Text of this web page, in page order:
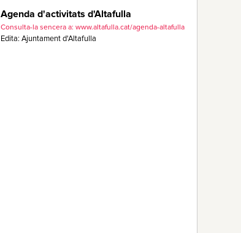
Agenda d'activitats d'Altafulla
Consulta-la sencera a: www.altafulla.cat/agenda-altafulla
Edita: Ajuntament d'Altafulla